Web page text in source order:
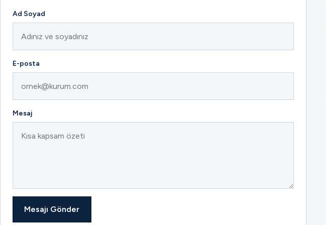
Ad Soyad
E-posta
Mesaj
Mesajı Gönder